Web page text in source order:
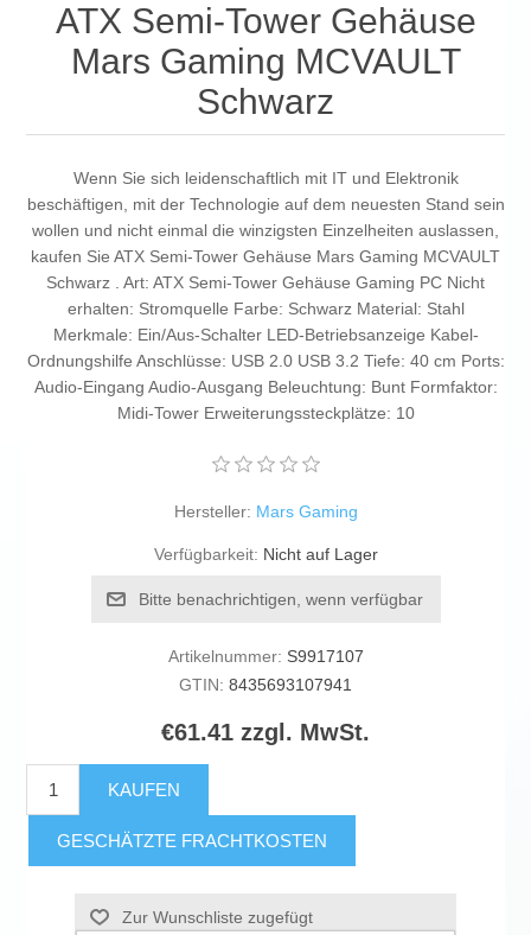
ATX Semi-Tower Gehäuse
Mars Gaming MCVAULT
Schwarz
Wenn Sie sich leidenschaftlich mit IT und Elektronik
beschäftigen, mit der Technologie auf dem neuesten Stand sein
wollen und nicht einmal die winzigsten Einzelheiten auslassen,
kaufen Sie ATX Semi-Tower Gehäuse Mars Gaming MCVAULT
Schwarz . Art: ATX Semi-Tower Gehäuse Gaming PC Nicht
erhalten: Stromquelle Farbe: Schwarz Material: Stahl
Merkmale: Ein/Aus-Schalter LED-Betriebsanzeige Kabel-
Ordnungshilfe Anschlüsse: USB 2.0 USB 3.2 Tiefe: 40 cm Ports:
Audio-Eingang Audio-Ausgang Beleuchtung: Bunt Formfaktor:
Midi-Tower Erweiterungssteckplätze: 10
Hersteller: Mars Gaming
Verfügbarkeit: Nicht auf Lager
Bitte benachrichtigen, wenn verfügbar
Artikelnummer: S9917107
GTIN: 8435693107941
€61.41 zzgl. MwSt.
KAUFEN
GESCHÄTZTE FRACHTKOSTEN
Zur Wunschliste zugefügt